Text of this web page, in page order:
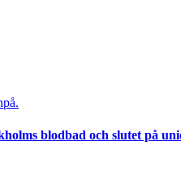
blodbad och slutet på